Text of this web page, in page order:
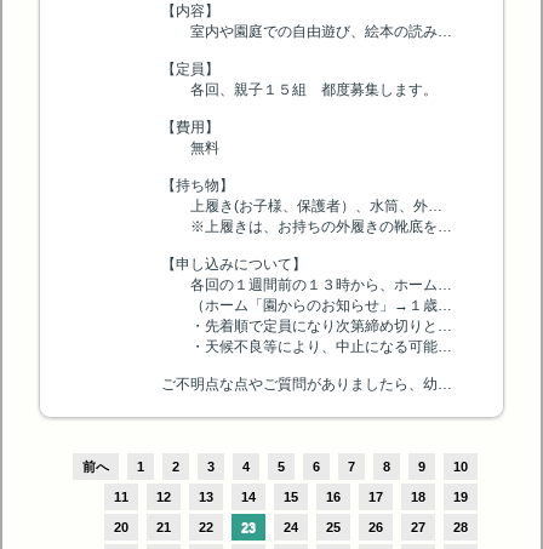
【内容】
室内や園庭での自由遊び、絵本の読み聞かせ等を行います。
【定員】
各回、親子１５組 都度募集します。
【費用】
無料
【持ち物】
上履き(お子様、保護者）、水筒、外履きを入れるビニール袋
※上履きは、お持ちの外履きの靴底をきれいに拭いたものでもかまいません。
【申し込みについて】
各回の１週間前の１３時から、ホームページからお申込みください。
（ホーム「園からのお知らせ」→１歳児あ・そ・ぼ！について→申し込みフォーム）
・先着順で定員になり次第締め切りとなります。キャンセル待ちを希望される方は、電話にて受け付けます。
・天候不良等により、中止になる可能性もございます。その場合は、ホームページ上でお知らせします。
ご不明点な点やご質問がありましたら、幼稚園までお問い合わせください。皆様にお会いできることを楽しみにしています。
前へ 1 2 3 4 5 6 7 8 9 10
11 12 13 14 15 16 17 18 19
20 21 22 23 24 25 26 27 28